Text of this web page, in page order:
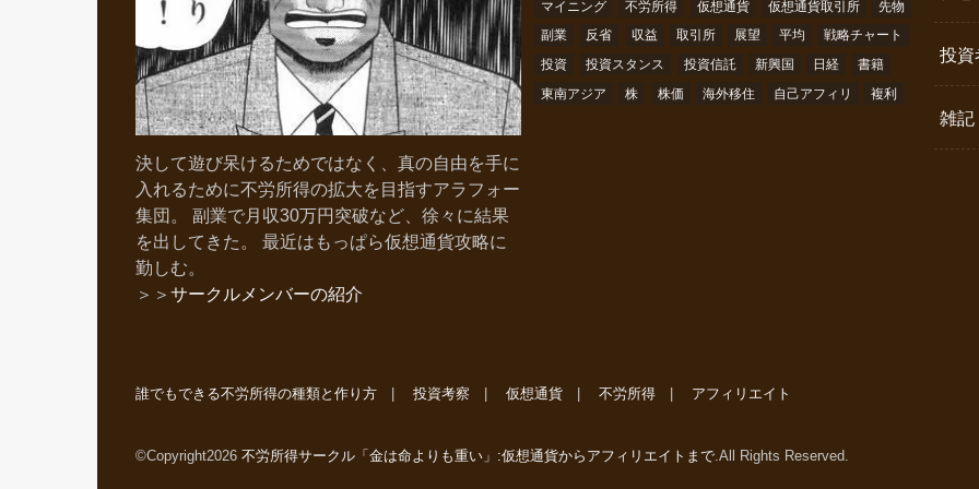
決して遊び呆けるためではなく、真の自由を手に
入れるために不労所得の拡大を目指すアラフォー
集団。 副業で月収30万円突破など、徐々に結果
を出してきた。 最近はもっぱら仮想通貨攻略に
勤しむ。
＞＞ サークルメンバーの紹介
マイニング 不労所得 仮想通貨 仮想通貨取引所
先物
副業
反省 収益 取引所 展望 平均
戦略チャート
投資
投資スタンス 投資信託 新興国 日経
書籍
東南アジア
株 株価 海外移住 自己アフィリ 複利
投資
雑記
誰でもできる不労所得の種類と作り方 投資考察 仮想通貨 不労所得 アフィリエイト
©Copyright2026 不労所得サークル「金は命よりも重い」:仮想通貨からアフィリエイトまで.All Rights Reserved.